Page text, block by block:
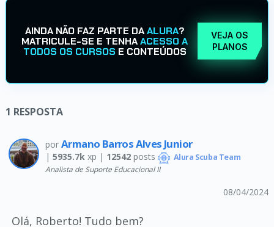
AINDA NÃO FAZ PARTE DAALURA?
MATRICULE-SE E TENHAACESSO A
TODOS OS CURSOS E CONTEÚDOS
VEJA OS
PLANOS
1 RESPOSTA
por Armano Barros Alves Junior
| 5935.7kxp | 12542posts Alura Scuba Team
Analista de Suporte Educacional II
08/04/2024
Olá, Roberto! Tudo bem?